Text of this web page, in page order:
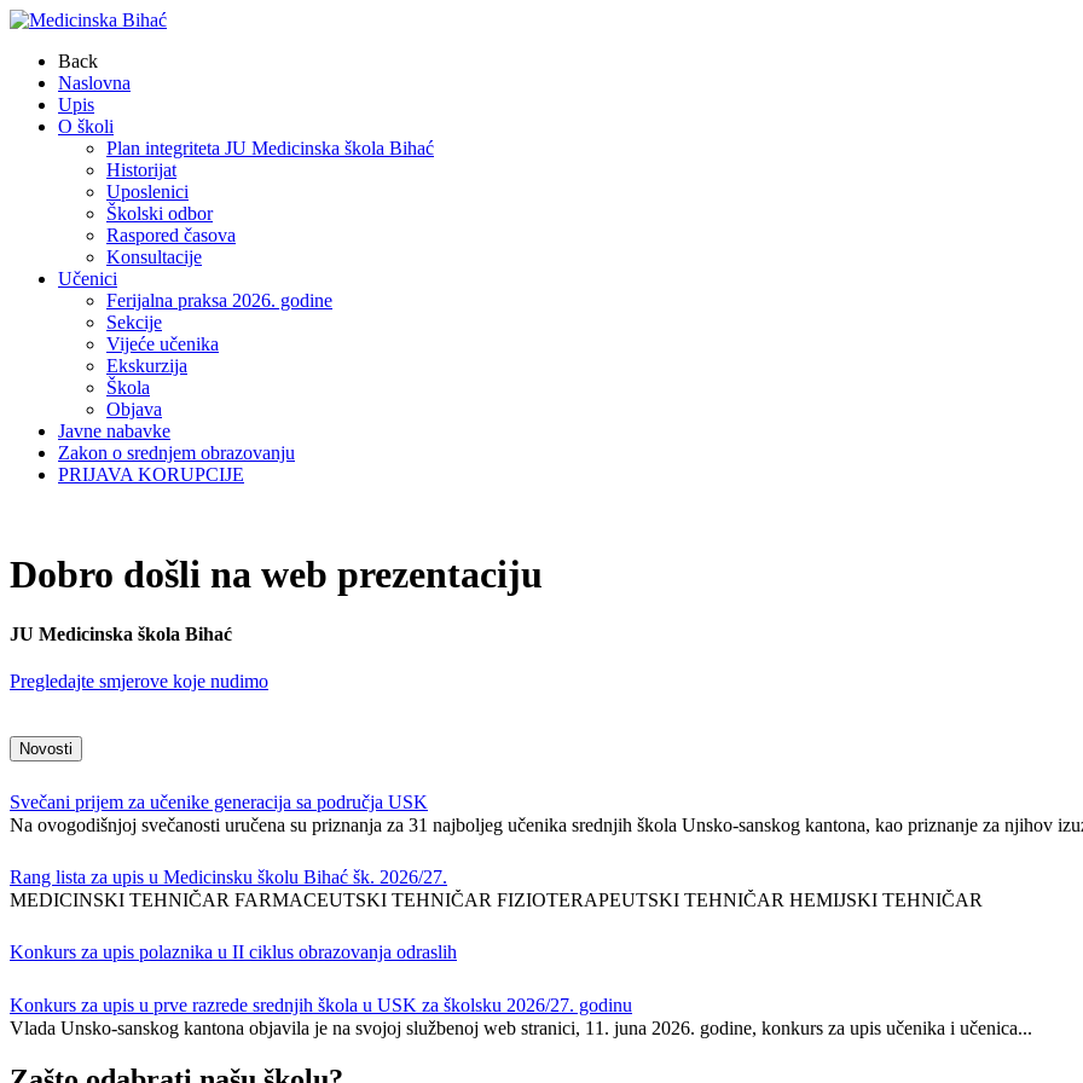
Back
Naslovna
Upis
O školi
Plan integriteta JU Medicinska škola Bihać
Historijat
Uposlenici
Školski odbor
Raspored časova
Konsultacije
Učenici
Ferijalna praksa 2026. godine
Sekcije
Vijeće učenika
Ekskurzija
Škola
Objava
Javne nabavke
Zakon o srednjem obrazovanju
PRIJAVA KORUPCIJE
Dobro došli na web prezentaciju
JU Medicinska škola Bihać
Pregledajte smjerove koje nudimo
Novosti
Svečani prijem za učenike generacija sa područja USK
Na ovogodišnjoj svečanosti uručena su priznanja za 31 najboljeg učenika srednjih škola Unsko-sanskog kantona, kao priznanje za njihov
Rang lista za upis u Medicinsku školu Bihać šk. 2026/27.
MEDICINSKI TEHNIČAR FARMACEUTSKI TEHNIČAR FIZIOTERAPEUTSKI TEHNIČAR HEMIJSKI TEHNIČAR
Konkurs za upis polaznika u II ciklus obrazovanja odraslih
Konkurs za upis u prve razrede srednjih škola u USK za školsku 2026/27. godinu
Vlada Unsko-sanskog kantona objavila je na svojoj službenoj web stranici, 11. juna 2026. godine, konkurs za upis učenika i učenica...